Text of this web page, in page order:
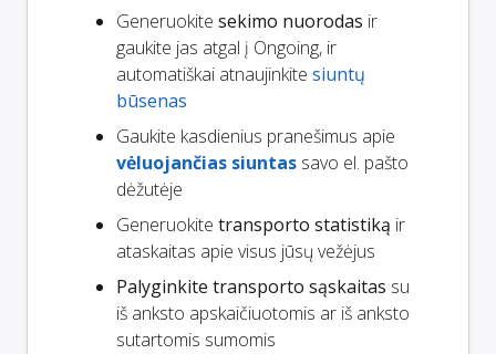
Generuokite sekimo nuorodas ir
gaukite jas atgal į Ongoing, ir
automatiškai atnaujinkite siuntų
būsenas
Gaukite kasdienius pranešimus apie
vėluojančias siuntas savo el. pašto
dėžutėje
Generuokite transporto statistiką ir
ataskaitas apie visus jūsų vežėjus
Palyginkite transporto sąskaitas su
iš anksto apskaičiuotomis ar iš anksto
sutartomis sumomis